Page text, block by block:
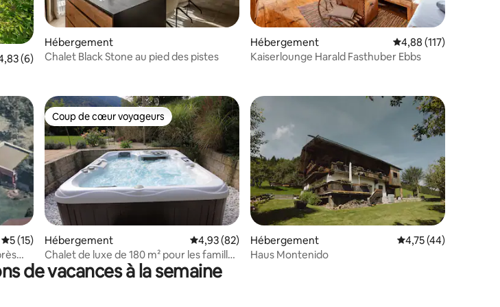
: 4,83 sur 5
moyenne sur la base de 6 commentaires : 4,83 sur 5
(6)
Hébergement
Chalet Black Stone au pied des pistes
Hébergement Évaluation moyenne
4,88 (117)
Kaiserlounge Harald Fasthuber Ebbs
: 5 sur 5
Évaluation moyenne sur la base de 15 commentaires : 5 sur 5
5 (15)
Coup de cœur voyageurs
Coup de cœur voyageurs
Hébergement Évaluation moyenne sur la base de 82 commentaires : 4,93 sur 5
4,93 (82)
Chalet de luxe de 180 m² pour les familles
et les amis
Hébergement Évaluation moyenne
4,75 (44)
Haus Montenido
de vacances à la semaine